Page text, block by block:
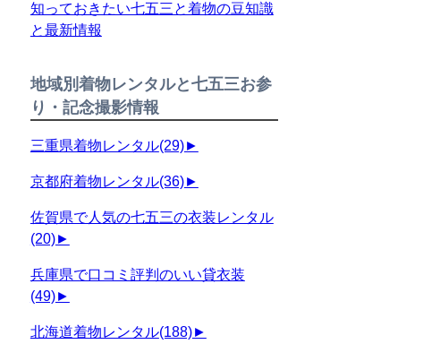
知っておきたい七五三と着物の豆知識
と最新情報
地域別着物レンタルと七五三お参
り・記念撮影情報
三重県着物レンタル(29)►
京都府着物レンタル(36)►
佐賀県で人気の七五三の衣装レンタル
(20)►
兵庫県で口コミ評判のいい貸衣装
(49)►
北海道着物レンタル(188)►